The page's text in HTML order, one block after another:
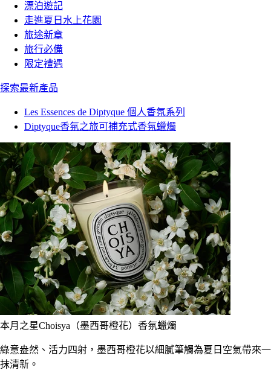
漂泊遊記
走進夏日水上花園
旅途新章
旅行必備
限定禮遇
探索最新產品
Les Essences de Diptyque 個人香氛系列
Diptyque香氛之旅可補充式香氛蠟燭
本月之星Choisya（墨西哥橙花）香氛蠟燭
綠意盎然、活力四射，墨西哥橙花以細膩筆觸為夏日空氣帶來一
抹清新。